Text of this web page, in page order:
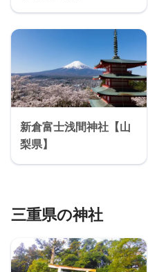
新倉富士浅間神社【山
梨県】
三重県の神社